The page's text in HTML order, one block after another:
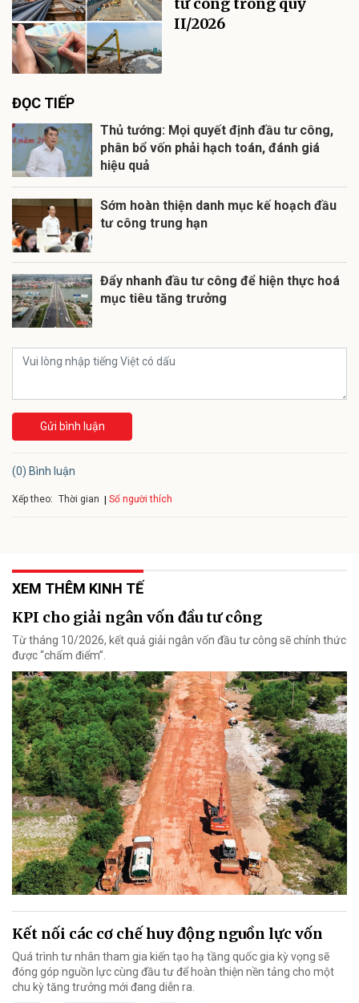
tư công trong quý
II/2026
ĐỌC TIẾP
Thủ tướng: Mọi quyết định đầu tư công,
phân bổ vốn phải hạch toán, đánh giá
hiệu quả
Sớm hoàn thiện danh mục kế hoạch đầu
tư công trung hạn
Đẩy nhanh đầu tư công để hiện thực hoá
mục tiêu tăng trưởng
Gửi bình luận
(0) Bình luận
Xếp theo: Thời gian Số người thích
XEM THÊM KINH TẾ
KPI cho giải ngân vốn đầu tư công
Từ tháng 10/2026, kết quả giải ngân vốn đầu tư công sẽ chính thức
được “chấm điểm”.
Kết nối các cơ chế huy động nguồn lực vốn
Quá trình tư nhân tham gia kiến tạo hạ tầng quốc gia kỳ vọng sẽ
đóng góp nguồn lực cùng đầu tư để hoàn thiện nền tảng cho một
chu kỳ tăng trưởng mới đang diễn ra.